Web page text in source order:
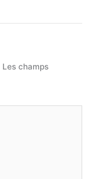
Les champs